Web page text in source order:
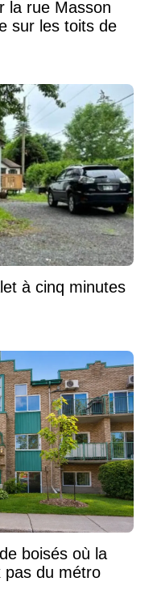
la rue Masson
sur les toits de
à cinq minutes
boisés où la
pas du métro